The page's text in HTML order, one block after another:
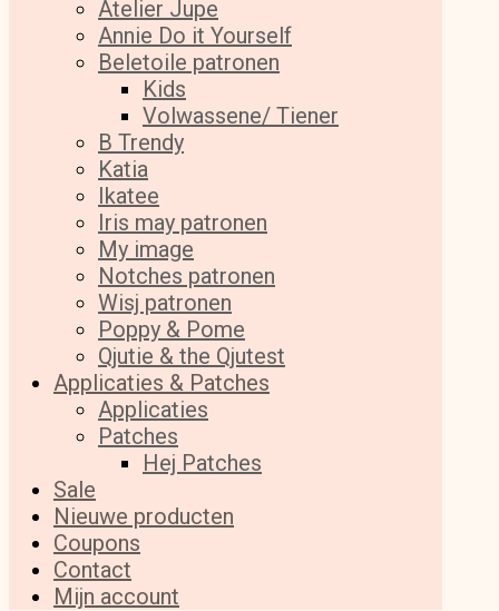
Atelier Jupe
Annie Do it Yourself
Beletoile patronen
Kids
Volwassene/ Tiener
B Trendy
Katia
Ikatee
Iris may patronen
My image
Notches patronen
Wisj patronen
Poppy & Pome
Qjutie & the Qjutest
Applicaties & Patches
Applicaties
Patches
Hej Patches
Sale
Nieuwe producten
Coupons
Contact
Mijn account